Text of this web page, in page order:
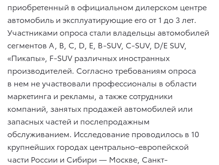
приобретенный в официальном дилерском центре
автомобиль и эксплуатирующие его от 1 до 3 лет.
Участниками опроса стали владельцы автомобилей
сегментов A, B, C, D, E, B-SUV, C-SUV, D/E SUV,
«Пикапы», F-SUV различных иностранных
производителей. Согласно требованиям опроса
в нем не участвовали профессионалы в области
маркетинга и рекламы, а также сотрудники
компаний, занятых продажей автомобилей или
запасных частей и послепродажным
обслуживанием. Исследование проводилось в 10
крупнейших городах центрально-европейской
части России и Сибири — Москве, Санкт-